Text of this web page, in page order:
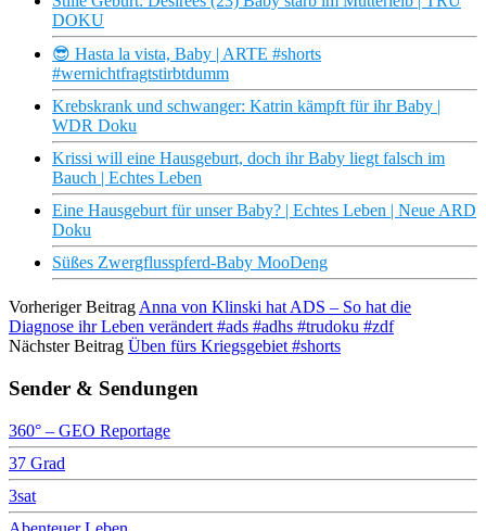
DOKU
😎 Hasta la vista, Baby | ARTE #shorts
#wernichtfragtstirbtdumm
Krebskrank und schwanger: Katrin kämpft für ihr Baby |
WDR Doku
Krissi will eine Hausgeburt, doch ihr Baby liegt falsch im
Bauch | Echtes Leben
Eine Hausgeburt für unser Baby? | Echtes Leben | Neue ARD
Doku
Süßes Zwergflusspferd-Baby MooDeng
Vorheriger Beitrag Anna von Klinski hat ADS – So hat die
Diagnose ihr Leben verändert #ads #adhs #trudoku #zdf
Nächster Beitrag Üben fürs Kriegsgebiet #shorts
Sender & Sendungen
360° – GEO Reportage
37 Grad
3sat